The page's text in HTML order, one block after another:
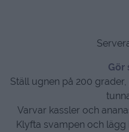
Gör
Ställ ugnen på 200
Varvar kassler och
Klyfta svampen och lägg